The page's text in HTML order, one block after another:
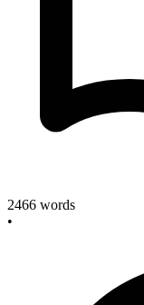
2466 words
•